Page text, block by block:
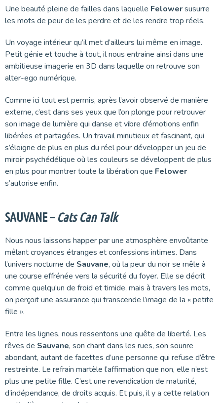
Une beauté pleine de failles dans laquelle Felowersusurre
les mots de peur de les perdre et de les rendre trop réels.
Un voyage intérieur qu’il met d’ailleurs lui même en image.
Petit génie et touche à tout, il nous entraine ainsi dans une
ambitieuse imagerie en 3D dans laquelle on retrouve son
alter-ego numérique.
Comme ici tout est permis, après l’avoir observé de manière
externe, c’est dans ses yeux que l’on plonge pour retrouver
son image de lumière qui danse et vibre d’émotions enfin
libérées et partagées. Un travail minutieux et fascinant, qui
s’éloigne de plus en plus du réel pour développer un jeu de
miroir psychédélique où les couleurs se développent de plus
en plus pour montrer toute la libération que Felower
s’autorise enfin.
SAUVANE – Cats Can Talk
Nous nous laissons happer par une atmosphère envoûtante
mêlant croyances étranges et confessions intimes. Dans
l’univers nocturne de Sauvane, où la peur du noir se mêle à
une course effrénée vers la sécurité du foyer. Elle se décrit
comme quelqu’un de froid et timide, mais à travers les mots,
on perçoit une assurance qui transcende l’image de la « petite
fille ».
Entre les lignes, nous ressentons une quête de liberté. Les
rêves de Sauvane, son chant dans les rues, son sourire
abondant, autant de facettes d’une personne qui refuse d’être
restreinte. Le refrain martèle l’affirmation que non, elle n’est
plus une petite fille. C’est une revendication de maturité,
d’indépendance, de droits acquis. Et puis, il y a cette relation